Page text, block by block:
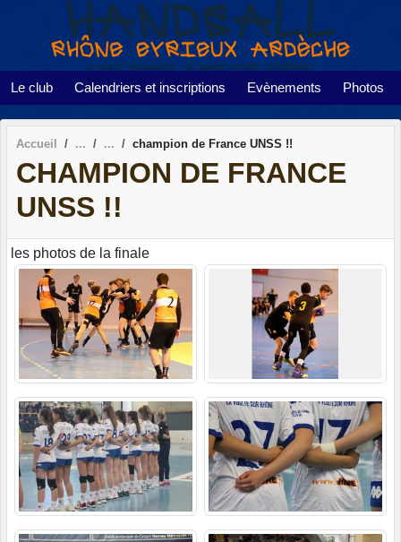
Le club Calendriers et inscriptions Evènements Photos
Accueil champion de France UNSS !!
CHAMPION DE FRANCE
UNSS !!
les photos de la finale
Panneau de gestion des cookies